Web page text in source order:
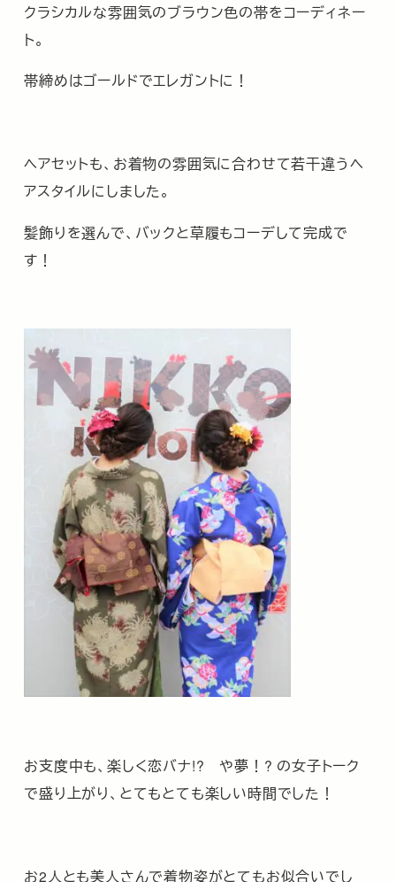
クラシカルな雰囲気のブラウン色の帯をコーディネー
ト。
帯締めはゴールドでエレガントに！
ヘアセットも、お着物の雰囲気に合わせて若干違うヘ
アスタイルにしました。
髪飾りを選んで、バックと草履もコーデして完成で
す！
お支度中も、楽しく恋バナ!? や夢！? の女子トーク
で盛り上がり、とてもとても楽しい時間でした！
お2人とも美人さんで着物姿がとてもお似合いでし